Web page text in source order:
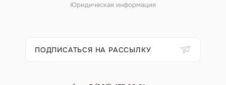
Юридическая информация
ПОДПИСАТЬСЯ НА РАССЫЛКУ